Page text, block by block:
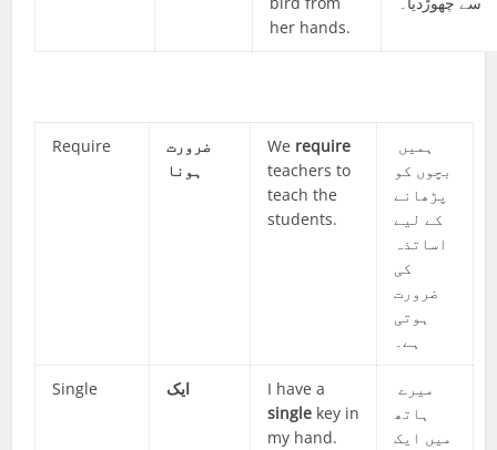
her hands.
Require
ضرورت
ہونا
We require
teachers to
teach the
students.
بچوں کو
پڑھانے
کے لیے
اساتذہ
کی
ضرورت
ہوتی
ہے۔
Single ایک
I have a
single key in
my hand.
میرے
ہاتھ
میں ایک